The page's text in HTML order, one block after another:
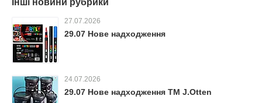
Інші новини рубрики
27.07.2026
29.07 Нове надходження
24.07.2026
29.07 Нове надходження ТМ J.Otten